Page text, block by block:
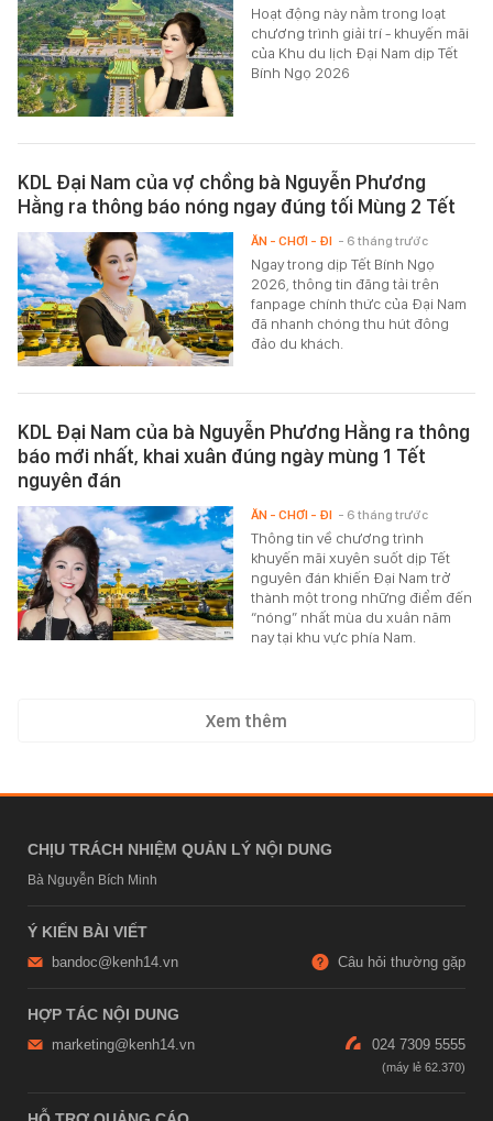
Hoạt động này nằm trong loạt
chương trình giải trí - khuyến mãi
của Khu du lịch Đại Nam dịp Tết
Bính Ngọ 2026
KDL Đại Nam của vợ chồng bà Nguyễn Phương
Hằng ra thông báo nóng ngay đúng tối Mùng 2 Tết
Ngay trong dịp Tết Bính Ngọ
2026, thông tin đăng tải trên
fanpage chính thức của Đại Nam
đã nhanh chóng thu hút đông
đảo du khách.
ĂN - CHƠI - ĐI - 6 tháng trước
KDL Đại Nam của bà Nguyễn Phương Hằng ra thông
báo mới nhất, khai xuân đúng ngày mùng 1 Tết
nguyên đán
Thông tin về chương trình
khuyến mãi xuyên suốt dịp Tết
nguyên đán khiến Đại Nam trở
thành một trong những điểm đến
“nóng” nhất mùa du xuân năm
nay tại khu vực phía Nam.
ĂN - CHƠI - ĐI - 6 tháng trước
Xem thêm
CHỊU TRÁCH NHIỆM QUẢN LÝ NỘI DUNG
Bà Nguyễn Bích Minh
Ý KIẾN BÀI VIẾT
bandoc@kenh14.vn Câu hỏi thường gặp
HỢP TÁC NỘI DUNG
marketing@kenh14.vn 024 7309 5555